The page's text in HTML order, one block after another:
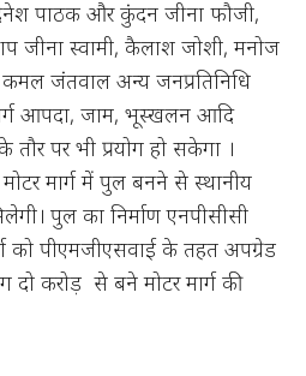
पाठक और कुंदन जीना फौजी,
जीना स्वामी, कैलाश जोशी, मनोज
कमल जंतवाल अन्य जनप्रतिनिधि
आपदा, जाम, भूस्खलन आदि
पर भी प्रयोग हो सकेगा ।
मार्ग में पुल बनने से स्थानीय
पुल का निर्माण एनपीसीसी
को पीएमजीएसवाई के तहत अपग्रेड
दो करोड़ से बने मोटर मार्ग की